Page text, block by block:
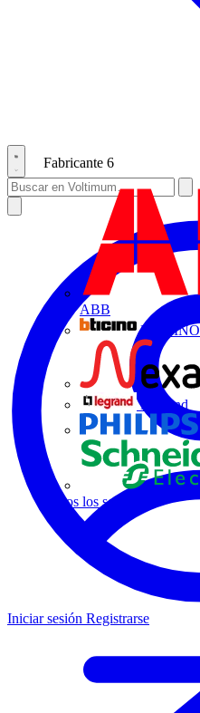
Fabricante 6
ABB
BTICINO
Legrand
Todos los socios
Iniciar sesión Registrarse